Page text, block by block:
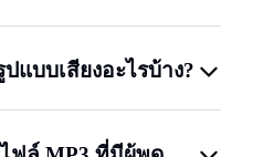
แบบเสียงอะไรบ้าง?